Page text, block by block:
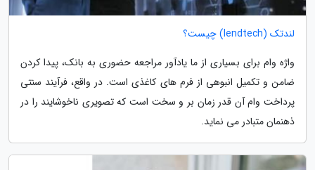
لندتک (lendtech) چیست؟
واژه وام برای بسیاری از ما یادآور مراجعه حضوری به بانک، پیدا کردن
ضامن و تکمیل انبوهی از فرم های کاغذی است. در واقع، فرآیند سنتی
پرداخت وام آن قدر زمان بر و سخت است که تصویری ناخوشایند را در
ذهنمان متبادر می نماید.